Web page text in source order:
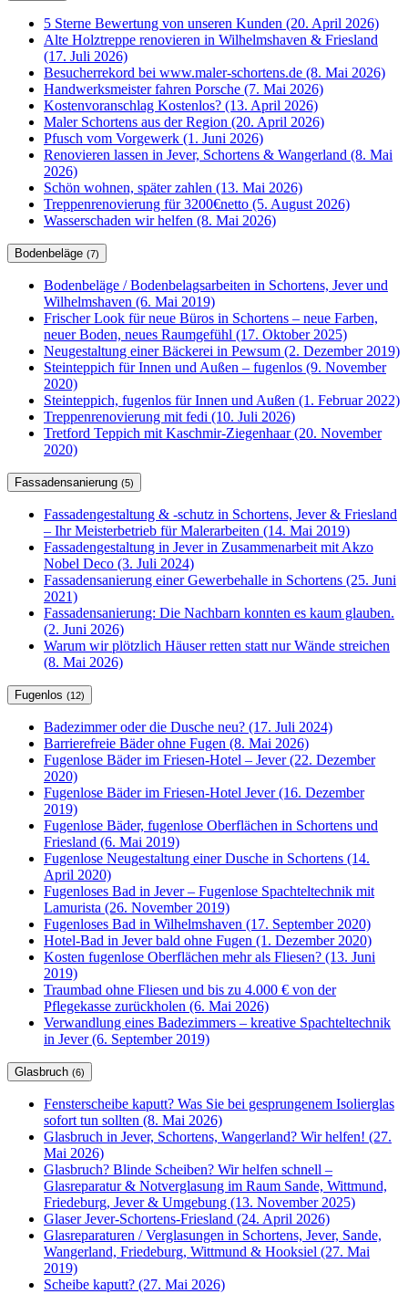
5 Sterne Bewertung von unseren Kunden (20. April 2026)
Alte Holztreppe renovieren in Wilhelmshaven & Friesland
(17. Juli 2026)
Besucherrekord bei www.maler-schortens.de (8. Mai 2026)
Handwerksmeister fahren Porsche (7. Mai 2026)
Kostenvoranschlag Kostenlos? (13. April 2026)
Maler Schortens aus der Region (20. April 2026)
Pfusch vom Vorgewerk (1. Juni 2026)
Renovieren lassen in Jever, Schortens & Wangerland (8. Mai
2026)
Schön wohnen, später zahlen (13. Mai 2026)
Treppenrenovierung für 3200€netto (5. August 2026)
Wasserschaden wir helfen (8. Mai 2026)
Bodenbeläge (7)
Bodenbeläge / Bodenbelagsarbeiten in Schortens, Jever und
Wilhelmshaven (6. Mai 2019)
Frischer Look für neue Büros in Schortens – neue Farben,
neuer Boden, neues Raumgefühl (17. Oktober 2025)
Neugestaltung einer Bäckerei in Pewsum (2. Dezember 2019)
Steinteppich für Innen und Außen – fugenlos (9. November
2020)
Steinteppich, fugenlos für Innen und Außen (1. Februar 2022)
Treppenrenovierung mit fedi (10. Juli 2026)
Tretford Teppich mit Kaschmir-Ziegenhaar (20. November
2020)
Fassadensanierung (5)
Fassadengestaltung & -schutz in Schortens, Jever & Friesland
– Ihr Meisterbetrieb für Malerarbeiten (14. Mai 2019)
Fassadengestaltung in Jever in Zusammenarbeit mit Akzo
Nobel Deco (3. Juli 2024)
Fassadensanierung einer Gewerbehalle in Schortens (25. Juni
2021)
Fassadensanierung: Die Nachbarn konnten es kaum glauben.
(2. Juni 2026)
Warum wir plötzlich Häuser retten statt nur Wände streichen
(8. Mai 2026)
Fugenlos (12)
Badezimmer oder die Dusche neu? (17. Juli 2024)
Barrierefreie Bäder ohne Fugen (8. Mai 2026)
Fugenlose Bäder im Friesen-Hotel – Jever (22. Dezember
2020)
Fugenlose Bäder im Friesen-Hotel Jever (16. Dezember
2019)
Fugenlose Bäder, fugenlose Oberflächen in Schortens und
Friesland (6. Mai 2019)
Fugenlose Neugestaltung einer Dusche in Schortens (14.
April 2020)
Fugenloses Bad in Jever – Fugenlose Spachteltechnik mit
Lamurista (26. November 2019)
Fugenloses Bad in Wilhelmshaven (17. September 2020)
Hotel-Bad in Jever bald ohne Fugen (1. Dezember 2020)
Kosten fugenlose Oberflächen mehr als Fliesen? (13. Juni
2019)
Traumbad ohne Fliesen und bis zu 4.000 € von der
Pflegekasse zurückholen (6. Mai 2026)
Verwandlung eines Badezimmers – kreative Spachteltechnik
in Jever (6. September 2019)
Glasbruch (6)
Fensterscheibe kaputt? Was Sie bei gesprungenem Isolierglas
sofort tun sollten (8. Mai 2026)
Glasbruch in Jever, Schortens, Wangerland? Wir helfen! (27.
Mai 2026)
Glasbruch? Blinde Scheiben? Wir helfen schnell –
Glasreparatur & Notverglasung im Raum Sande, Wittmund,
Friedeburg, Jever & Umgebung (13. November 2025)
Glaser Jever-Schortens-Friesland (24. April 2026)
Glasreparaturen / Verglasungen in Schortens, Jever, Sande,
Wangerland, Friedeburg, Wittmund & Hooksiel (27. Mai
2019)
Scheibe kaputt? (27. Mai 2026)